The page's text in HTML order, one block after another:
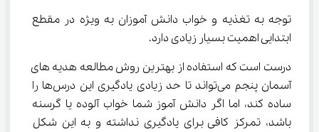
توجه به تغذیه و خواب دانش آموزان به ویژه در مقطع
ابتدایی اهمیت بسیار زیادی دارد.
درست است که استفاده از بهترین روش مطالعه هدیه ‌های
آسمان پنجم می‌تواند تا حد زیادی یادگیری این درس‌ها را
ساده کند، اما اگر دانش آموز شما خواب آلوده یا گرسنه
باشد، تمرکز کافی برای یادگیری نداشته و به این شکل